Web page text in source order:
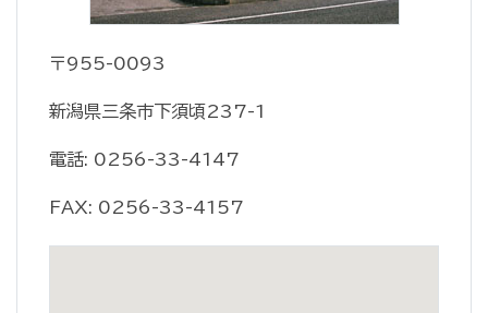
〒955-0093
新潟県三条市下須頃237-1
電話: 0256-33-4147
FAX: 0256-33-4157